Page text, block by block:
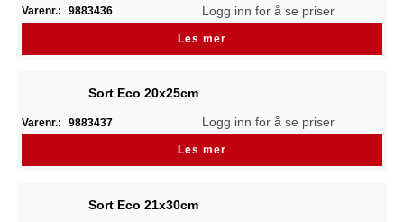
Varenr.: 9883436 Logg inn for å se priser
Les mer
Sort Eco 20x25cm
Varenr.: 9883437 Logg inn for å se priser
Les mer
Sort Eco 21x30cm